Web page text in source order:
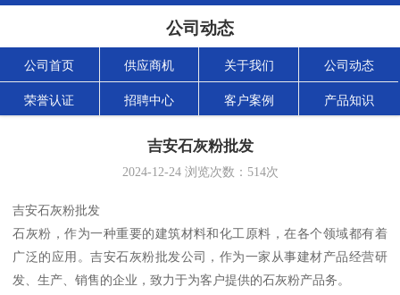
公司动态
公司首页 供应商机 关于我们 公司动态
荣誉认证 招聘中心 客户案例 产品知识
吉安石灰粉批发
2024-12-24浏览次数： 514次
吉安石灰粉批发
石灰粉，作为一种重要的建筑材料和化工原料，在各个领域都有着
广泛的应用。吉安石灰粉批发公司，作为一家从事建材产品经营研
发、生产、销售的企业，致力于为客户提供的石灰粉产品务。